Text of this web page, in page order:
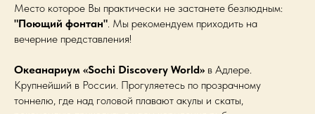
Место которое Вы практически не застанете безлюдным:
"Поющий фонтан". Мы рекомендуем приходить на
вечерние представления!
Океанариум «Sochi Discovery World» в Адлере.
Крупнейший в России. Прогуляетесь по прозрачному
тоннелю, где над головой плавают акулы и скаты,